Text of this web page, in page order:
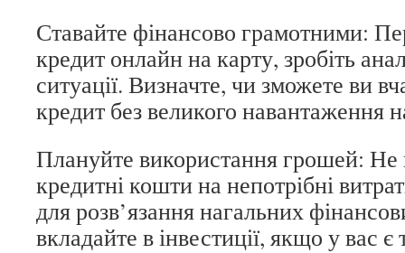
Ставайте фінансово грамотними:
кредит онлайн на карту, зробіть
ситуації. Визначте, чи зможете ви
кредит без великого навантаження
Плануйте використання грошей: Не
кредитні кошти на непотрібні
для розв’язання нагальних
вкладайте в інвестиції, якщо у вас